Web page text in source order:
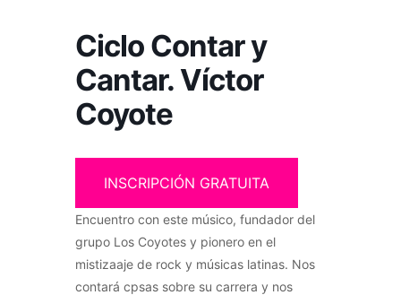
Ciclo Contar y
Cantar. Víctor
Coyote
INSCRIPCIÓN GRATUITA
Encuentro con este músico, fundador del
grupo Los Coyotes y pionero en el
mistizaaje de rock y músicas latinas. Nos
contará cpsas sobre su carrera y nos